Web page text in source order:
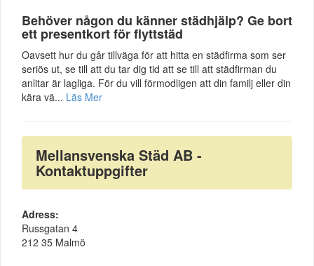
Behöver någon du känner städhjälp? Ge bort
ett presentkort för flyttstäd
Oavsett hur du går tillväga för att hitta en städfirma som ser
seriös ut, se till att du tar dig tid att se till att städfirman du
anlitar är lagliga. För du vill förmodligen att din familj eller din
kära vä... Läs Mer
Mellansvenska Städ AB -
Kontaktuppgifter
Adress:
Russgatan 4
212 35 Malmö